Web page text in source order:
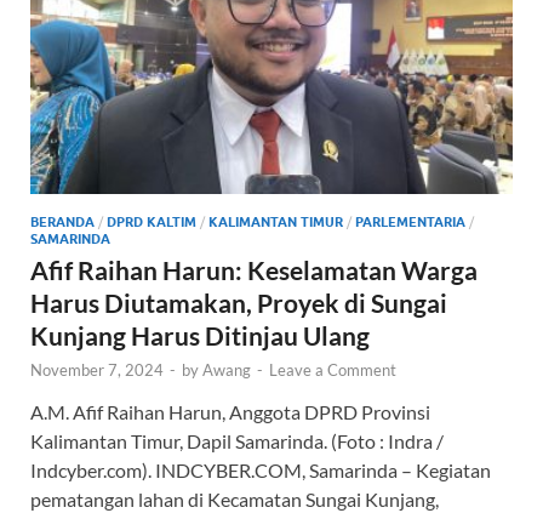
BERANDA / DPRD KALTIM / KALIMANTAN TIMUR / PARLEMENTARIA /
SAMARINDA
Afif Raihan Harun: Keselamatan Warga
Harus Diutamakan, Proyek di Sungai
Kunjang Harus Ditinjau Ulang
November 7, 2024 - byAwang - Leave a Comment
A.M. Afif Raihan Harun, Anggota DPRD Provinsi
Kalimantan Timur, Dapil Samarinda. (Foto : Indra /
Indcyber.com). INDCYBER.COM, Samarinda – Kegiatan
pematangan lahan di Kecamatan Sungai Kunjang,